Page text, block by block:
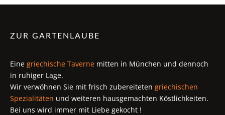
ZUR GARTENLAUBE
Eine griechische Taverne mitten in München und dennoch
in ruhiger Lage.
Wir verwöhnen Sie mit frisch zubereiteten griechischen
Spezialitäten und weiteren hausgemachten Köstlichkeiten.
Bei uns wird immer mit Liebe gekocht !